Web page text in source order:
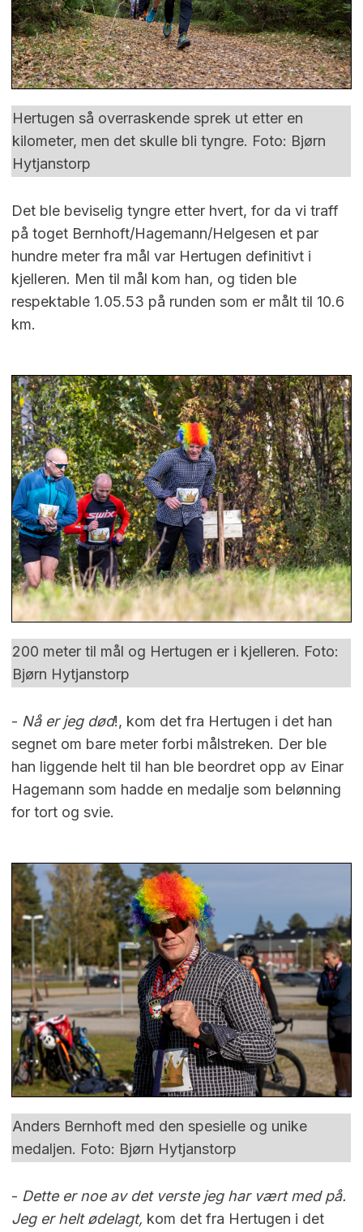
Hertugen så overraskende sprek ut etter en
kilometer, men det skulle bli tyngre. Foto: Bjørn
Hytjanstorp
Det ble beviselig tyngre etter hvert, for da vi traff
på toget Bernhoft/Hagemann/Helgesen et par
hundre meter fra mål var Hertugen definitivt i
kjelleren. Men til mål kom han, og tiden ble
respektable 1.05.53 på runden som er målt til 10.6
km.
200 meter til mål og Hertugen er i kjelleren. Foto:
Bjørn Hytjanstorp
- Nå er jeg død!, kom det fra Hertugen i det han
segnet om bare meter forbi målstreken. Der ble
han liggende helt til han ble beordret opp av Einar
Hagemann som hadde en medalje som belønning
for tort og svie.
Anders Bernhoft med den spesielle og unike
medaljen. Foto: Bjørn Hytjanstorp
- Dette er noe av det verste jeg har vært med på.
Jeg er helt ødelagt, kom det fra Hertugen i det